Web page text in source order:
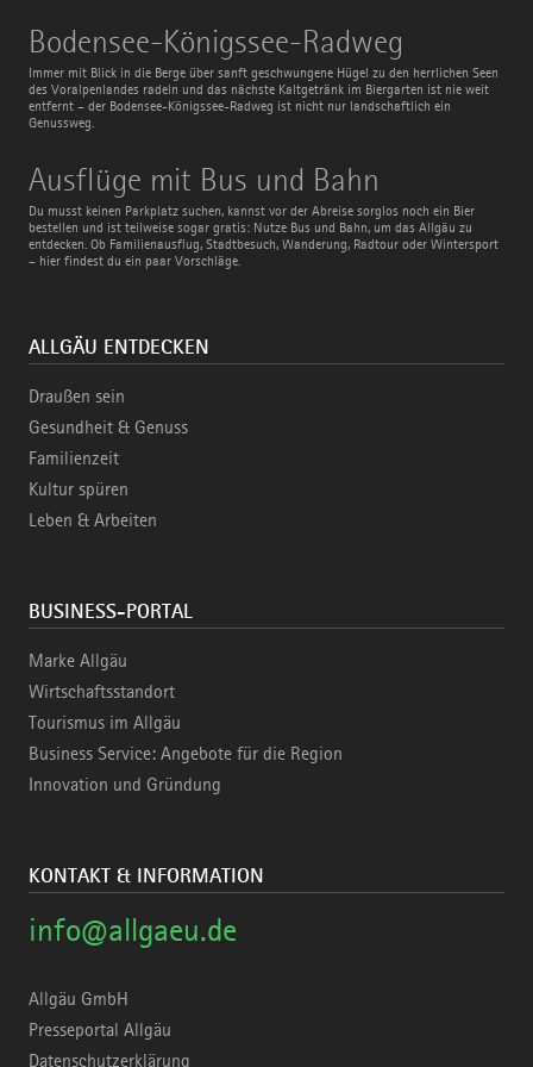
Bodensee-Königssee-Radweg
Immer mit Blick in die Berge über sanft geschwungene Hügel zu den herrlichen Seen
des Voralpenlandes radeln und das nächste Kaltgetränk im Biergarten ist nie weit
entfernt – der Bodensee-Königssee-Radweg ist nicht nur landschaftlich ein
Genussweg.
Bodensee-
Königssee-
Radweg
Ausflüge mit Bus und Bahn
Du musst keinen Parkplatz suchen, kannst vor der Abreise sorglos noch ein Bier
bestellen und ist teilweise sogar gratis: Nutze Bus und Bahn, um das Allgäu zu
entdecken. Ob Familienausflug, Stadtbesuch, Wanderung, Radtour oder Wintersport
– hier findest du ein paar Vorschläge.
Ausflüge
mit
Bus
und
Bahn
ALLGÄU ENTDECKEN
Draußen sein
Gesundheit & Genuss
Familienzeit
Kultur spüren
Leben & Arbeiten
BUSINESS-PORTAL
Marke Allgäu
Wirtschaftsstandort
Tourismus im Allgäu
Business Service: Angebote für die Region
Innovation und Gründung
KONTAKT & INFORMATION
info@allgaeu.de
Allgäu GmbH
Presseportal Allgäu
Datenschutzerklärung